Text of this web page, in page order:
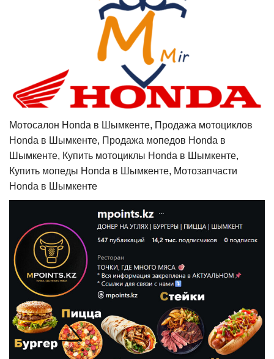
Мотосалон Honda в Шымкенте, Продажа мотоциклов
Honda в Шымкенте, Продажа мопедов Honda в
Шымкенте, Купить мотоциклы Honda в Шымкенте,
Купить мопеды Honda в Шымкенте, Мотозапчасти
Honda в Шымкенте